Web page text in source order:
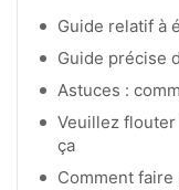
Guide relatif à
Guide précise
Astuces :
Veuillez
ça
Comment